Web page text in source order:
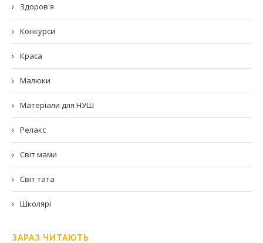
Здоров'я
Конкурси
Краса
Малюки
Матеріали для НУШ
Релакс
Світ мами
Світ тата
Школярі
ЗАРАЗ ЧИТАЮТЬ